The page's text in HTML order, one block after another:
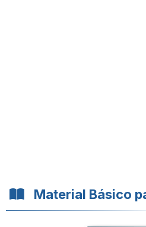
Material Básico